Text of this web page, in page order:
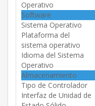
Operativo
Software
Sistema Operativo
Plataforma del
sistema operativo
Idioma del Sistema
Operativo
Almacenamiento
Tipo de Controlador
Interfaz de Unidad de